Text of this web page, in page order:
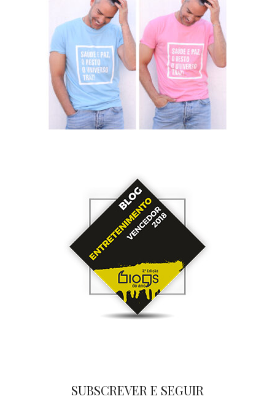
SUBSCREVER E SEGUIR